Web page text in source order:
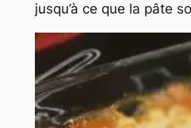
jusqu’à ce que la pâte